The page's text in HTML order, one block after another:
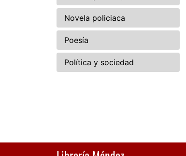
Novela policiaca
Poesía
Política y sociedad